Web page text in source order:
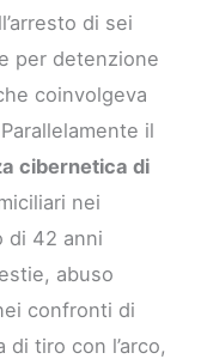
di sei
per detenzione
coinvolgeva
il
cibernetica di
nei
di 42 anni
abuso
confronti di
tiro con l’arco,